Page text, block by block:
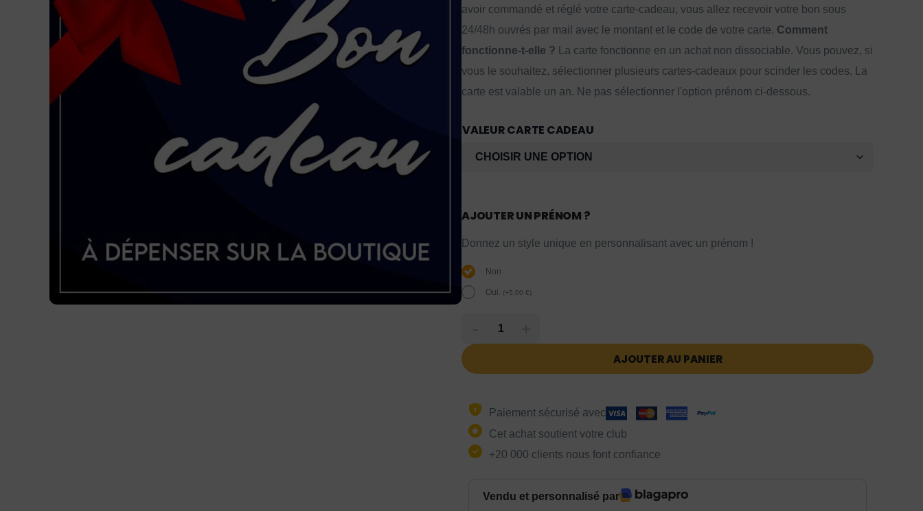
avoir commandé et réglé votre carte-cadeau, vous allez recevoir votre bon sous
24/48h ouvrés par mail avec le montant et le code de votre carte. Comment
fonctionne-t-elle ? La carte fonctionne en un achat non dissociable. Vous pouvez, si
vous le souhaitez, sélectionner plusieurs cartes-cadeaux pour scinder les codes. La
carte est valable un an. Ne pas sélectionner l'option prénom ci-dessous.
VALEUR CARTE CADEAU
AJOUTER UN PRÉNOM ?
Donnez un style unique en personnalisant avec un prénom !
Non
Oui. (+5,00 €)
AJOUTER AU PANIER
Paiement sécurisé avec
Cet achat soutient votre club
+20 000 clients nous font confiance
Vendu et personnalisé par